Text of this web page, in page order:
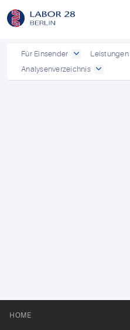
Für Einsender
Leistungen
Analysenverzeichnis
HOME